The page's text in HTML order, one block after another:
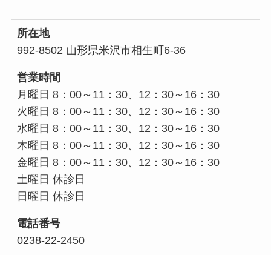
所在地
992-8502 山形県米沢市相生町6-36
営業時間
月曜日 8：00～11：30、12：30～16：30
火曜日 8：00～11：30、12：30～16：30
水曜日 8：00～11：30、12：30～16：30
木曜日 8：00～11：30、12：30～16：30
金曜日 8：00～11：30、12：30～16：30
土曜日 休診日
日曜日 休診日
電話番号
0238-22-2450